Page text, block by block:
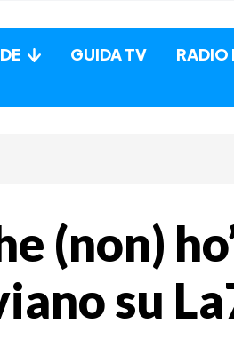
GUIDA TV RADIO
(non)
su